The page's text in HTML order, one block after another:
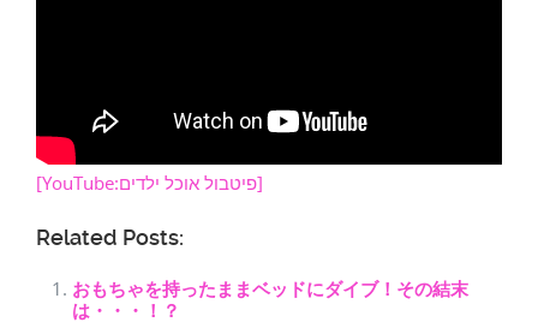
[YouTube:פיטבול אוכל ילדים]
Related Posts:
おもちゃを持ったままベッドにダイブ！その結末
は・・・！？